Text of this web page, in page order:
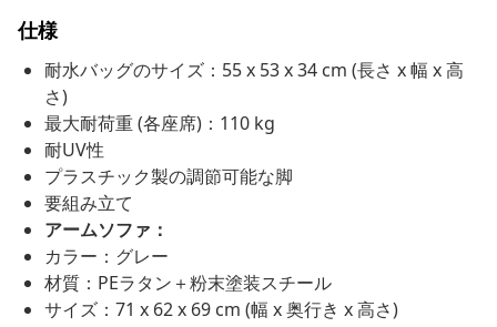
仕様
耐水バッグのサイズ：55 x 53 x 34 cm (長さ x 幅 x 高
さ)
最大耐荷重 (各座席)：110 kg
耐UV性
プラスチック製の調節可能な脚
要組み立て
アームソファ：
カラー：グレー
材質：PEラタン＋粉末塗装スチール
サイズ：71 x 62 x 69 cm (幅 x 奥行き x 高さ)